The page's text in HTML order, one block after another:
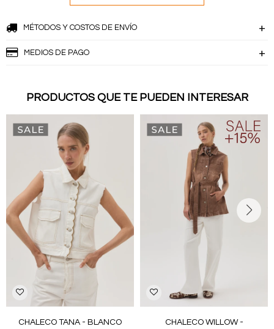
MÉTODOS Y COSTOS DE ENVÍO
MEDIOS DE PAGO
PRODUCTOS QUE TE PUEDEN INTERESAR
CHALECO TANA - BLANCO
CHALECO WILLOW -